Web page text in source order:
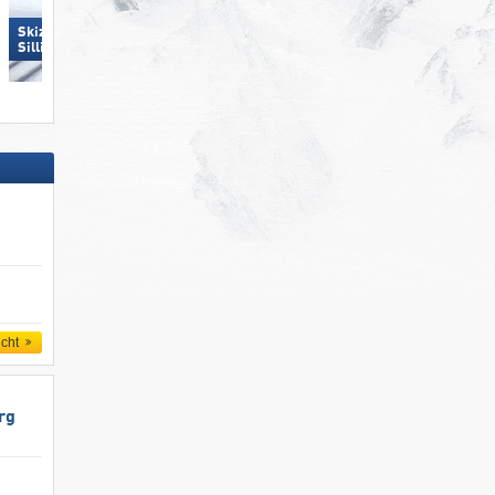
Skizentrum Hochpustertal
Sillian
Ski Juwel Alpbachtal
Wildschönau